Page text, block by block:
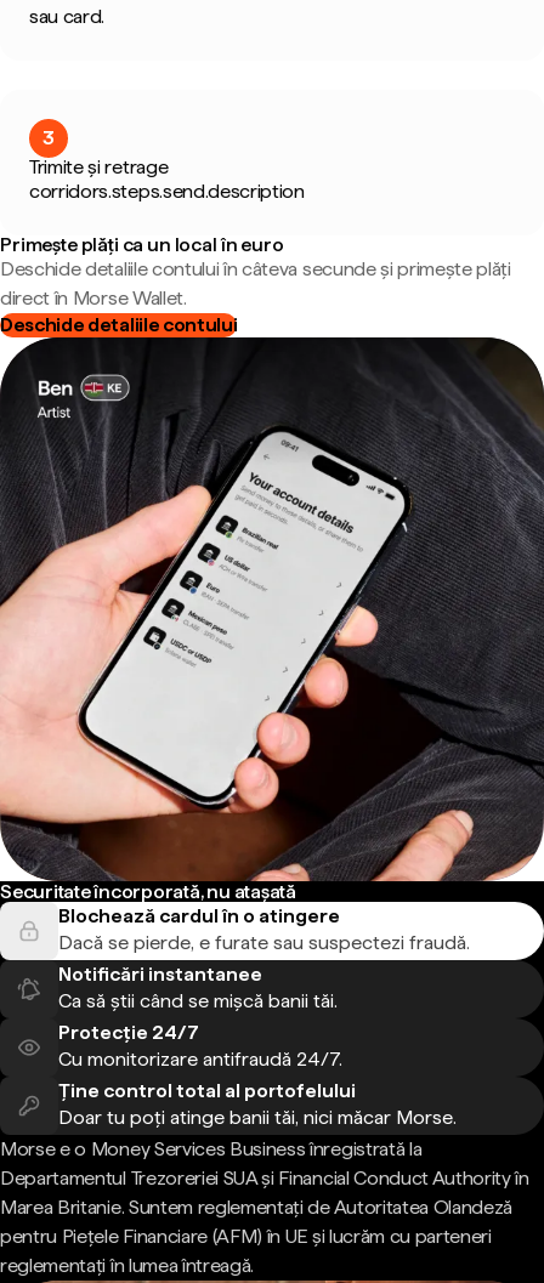
sau card.
3
Trimite și retrage
corridors.steps.send.description
Primește plăți ca un local în euro
Deschide detaliile contului în câteva secunde și primește plăți
direct în Morse Wallet.
Deschide detaliile contului
Securitate încorporată, nu atașată
Blochează cardul în o atingere
Dacă se pierde, e furate sau suspectezi fraudă.
Notificări instantanee
Ca să știi când se mișcă banii tăi.
Protecție 24/7
Cu monitorizare antifraudă 24/7.
Ține control total al portofelului
Doar tu poți atinge banii tăi, nici măcar Morse.
Morse e o Money Services Business înregistrată la
Departamentul Trezoreriei SUA și Financial Conduct Authority în
Marea Britanie. Suntem reglementați de Autoritatea Olandeză
pentru Piețele Financiare (AFM) în UE și lucrăm cu parteneri
reglementați în lumea întreagă.